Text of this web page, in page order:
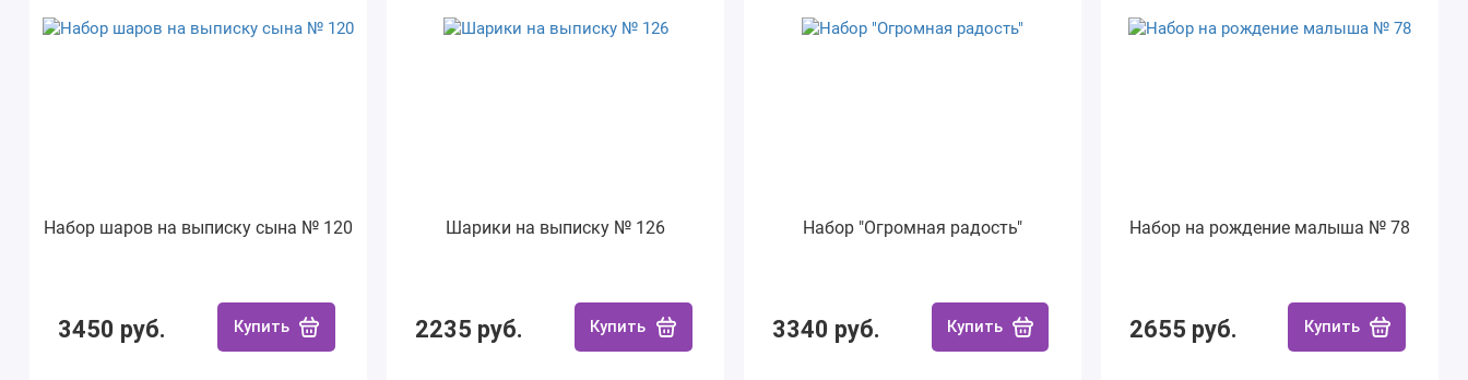
Набор шаров на выписку сына № 120
3450 руб. Купить
Шарики на выписку № 126
2235 руб. Купить
Набор "Огромная радость"
3340 руб. Купить
Набор на рождение малыша № 78
2655 руб. Купить